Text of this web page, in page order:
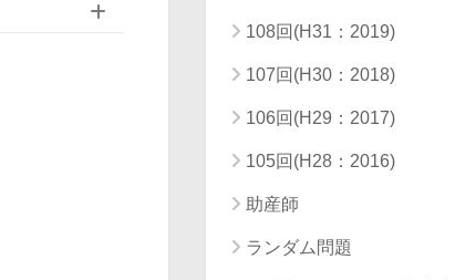
108回(H31：2019)
107回(H30：2018)
106回(H29：2017)
105回(H28：2016)
助産師
ランダム問題